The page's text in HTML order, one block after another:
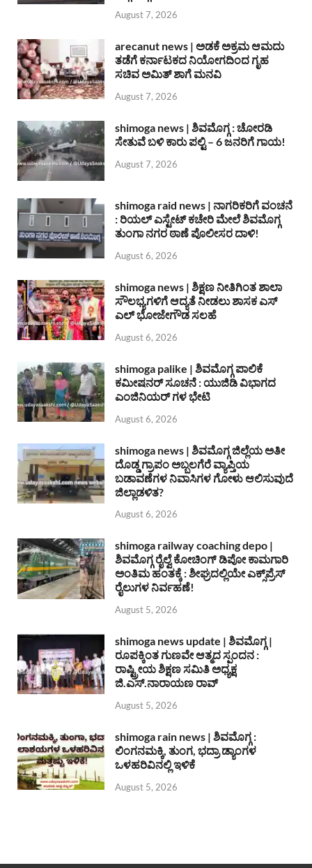
August 7, 2026
arecanut news | ಅಡಕೆ ಅಕ್ರಮ ಆಮದು
ತಡೆಗೆ ಕರ್ನಾಟಕದ ನಿಯೋಗದಿಂದ ಗೃಹ
ಸಚಿವ ಅಮಿತ್ ಶಾಗೆ ಮನವಿ
August 7, 2026
shimoga news | ಶಿವಮೊಗ್ಗ : ಚೋರಡಿ
ಸೇತುವೆ ಬಳಿ ಕಾರು ಪಲ್ಟಿ – 6 ಜನರಿಗೆ ಗಾಯ!
August 7, 2026
shimoga raid news | ನಾಗರಿಕರಿಗೆ ವಂಚನೆ
: ರಿಯಲ್ ಎಸ್ಟೇಟ್ ಕಚೇರಿ ಮೇಲೆ ಶಿವಮೊಗ್ಗ
ತುಂಗಾ ನಗರ ಠಾಣೆ ಪೊಲೀಸರ ದಾಳಿ!
August 6, 2026
shimoga news | ಶಿಕ್ಷಣ ನೀತಿಗಿಂತ ಶಾಲಾ
ಸೌಲಭ್ಯಗಳಿಗೆ ಆದ್ಯತೆ ನೀಡಲು ಶಾಸಕ ಎಸ್
ಎಲ್ ಭೋಜೇಗೌಡ ಸಲಹೆ
August 6, 2026
shimoga palike | ಶಿವಮೊಗ್ಗ ಪಾಲಿಕೆ
ಕಮೀಷನರ್ ಸೂಚನೆ : ಯುಜಿಡಿ ವಿಭಾಗದ
ಎಂಜಿನಿಯರ್ ಗಳ ಭೇಟಿ
August 6, 2026
shimoga news | ಶಿವಮೊಗ್ಗ ಜಿಲ್ಲೆಯ ಅತೀ
ದೊಡ್ಡ ಗ್ರಾಪಂ ಅಬ್ಬಲಗೆರೆ ವ್ಯಾಪ್ತಿಯ
ಬಡಾವಣೆಗಳ ನಿವಾಸಿಗಳ ಗೋಳು ಆಲಿಸುವುದೆ
ಜಿಲ್ಲಾಡಳಿತ?
August 6, 2026
shimoga railway coaching depo |
ಶಿವಮೊಗ್ಗ ರೈಲ್ವೆ ಕೋಚಿಂಗ್ ಡಿಪೋ ಕಾಮಗಾರಿ
ಅಂತಿಮ ಹಂತಕ್ಕೆ : ಶೀಘ್ರದಲ್ಲಿಯೇ ಎಕ್ಸ್‌ಪ್ರೆಸ್
ರೈಲುಗಳ ನಿರ್ವಹಣೆ!
August 5, 2026
shimoga news update | ಶಿವಮೊಗ್ಗ |
ರೂಪಕ್ಕಿಂತ ಗುಣವೇ ಆತ್ಮದ ಸ್ಪಂದನ :
ರಾಷ್ಟ್ರೀಯ ಶಿಕ್ಷಣ ಸಮಿತಿ ಅಧ್ಯಕ್ಷ
ಜಿ.ಎಸ್.ನಾರಾಯಣ ರಾವ್
August 5, 2026
shimoga rain news | ಶಿವಮೊಗ್ಗ :
ಲಿಂಗನಮಕ್ಕಿ, ತುಂಗ, ಭದ್ರಾ ಡ್ಯಾಂಗಳ
ಒಳಹರಿವಿನಲ್ಲಿ ಇಳಿಕೆ
August 5, 2026